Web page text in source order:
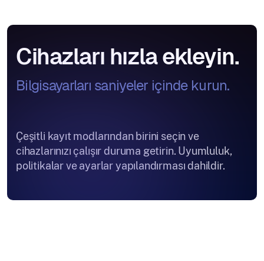
Cihazları hızla ekleyin.
Bilgisayarları saniyeler içinde kurun.
Çeşitli kayıt modlarından birini seçin ve
cihazlarınızı çalışır duruma getirin. Uyumluluk,
politikalar ve ayarlar yapılandırması dahildir.